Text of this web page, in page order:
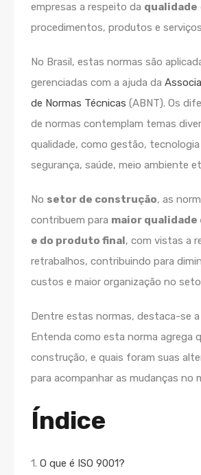
empresas a respeito da qualidade
procedimentos, produtos e
No Brasil, estas normas são
gerenciadas com a ajuda da
de Normas Técnicas (ABNT). Os
de normas contemplam temas
qualidade, como gestão,
segurança, saúde, meio ambiente
No setor de construção, as
contribuem para maior qualidade
e do produto final , com vistas a
retrabalhos, contribuindo para
custos e maior organização no
Dentre estas normas, destaca-se a
Entenda como esta norma agrega
construção, e quais foram suas
para acompanhar as mudanças no
Índice
1. O que é ISO 9001?